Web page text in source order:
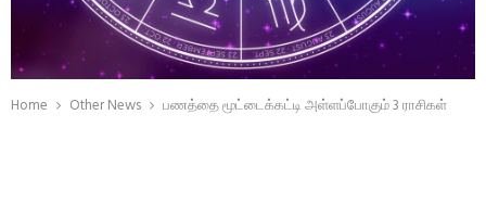
Home Other News பணத்தை மூட்டைக்கட்டி அள்ளப்போகும் 3 ராசிகள்